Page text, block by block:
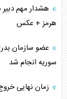
هشدار مهم دبیر
هرمز + عکس
عضو سازمان
سوریه انجام شد
زمان نهایی